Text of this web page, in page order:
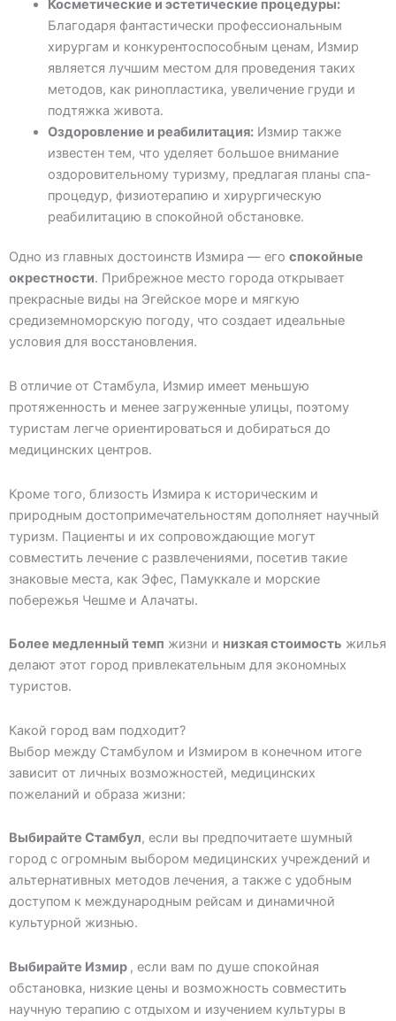
Косметические и эстетические процедуры:
Благодаря фантастически профессиональным
хирургам и конкурентоспособным ценам, Измир
является лучшим местом для проведения таких
методов, как ринопластика, увеличение груди и
подтяжка живота.
Оздоровление и реабилитация:Измир также
известен тем, что уделяет большое внимание
оздоровительному туризму, предлагая планы спа-
процедур, физиотерапию и хирургическую
реабилитацию в спокойной обстановке.
Одно из главных достоинств Измира — его спокойные
окрестности. Прибрежное место города открывает
прекрасные виды на Эгейское море и мягкую
средиземноморскую погоду, что создает идеальные
условия для восстановления.
В отличие от Стамбула, Измир имеет меньшую
протяженность и менее загруженные улицы, поэтому
туристам легче ориентироваться и добираться до
медицинских центров.
Кроме того, близость Измира к историческим и
природным достопримечательностям дополняет научный
туризм. Пациенты и их сопровождающие могут
совместить лечение с развлечениями, посетив такие
знаковые места, как Эфес, Памуккале и морские
побережья Чешме и Алачаты.
Более медленный темп жизни и низкая стоимость жилья
делают этот город привлекательным для экономных
туристов.
Какой город вам подходит?
Выбор между Стамбулом и Измиром в конечном итоге
зависит от личных возможностей, медицинских
пожеланий и образа жизни:
Выбирайте Стамбул, если вы предпочитаете шумный
город с огромным выбором медицинских учреждений и
альтернативных методов лечения, а также с удобным
доступом к международным рейсам и динамичной
культурной жизнью.
Выбирайте Измир , если вам по душе спокойная
обстановка, низкие цены и возможность совместить
научную терапию с отдыхом и изучением культуры в